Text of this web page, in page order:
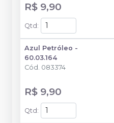
R$ 9,90
Qtd :
Azul Petróleo -
60.03.164
Cód. 083374
R$ 9,90
Qtd :